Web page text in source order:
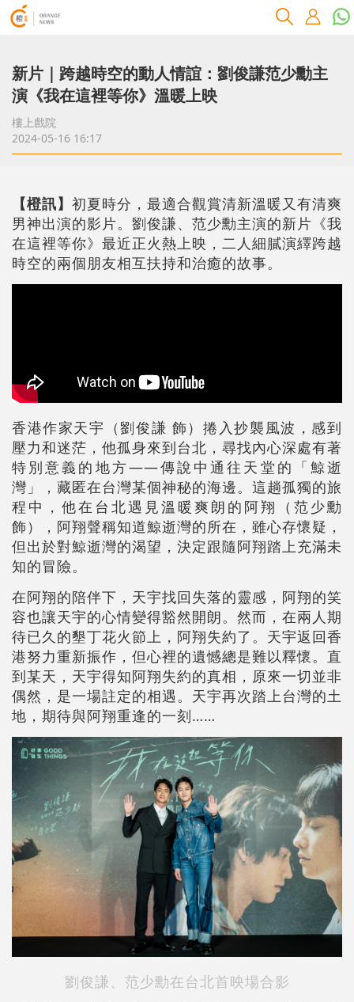
新片｜跨越時空的動人情誼：劉俊謙范少勳主
演《我在這裡等你》溫暖上映
樓上戲院
2024-05-16 16:17
【橙訊】 初夏時分，最適合觀賞清新溫暖又有清爽
男神出演的影片。劉俊謙、范少勳主演的新片《我
在這裡等你》最近正火熱上映，二人細膩演繹跨越
時空的兩個朋友相互扶持和治癒的故事。
香港作家天宇（劉俊謙 飾）捲入抄襲風波，感到
壓力和迷茫，他孤身來到台北，尋找內心深處有著
特別意義的地方——傳說中通往天堂的「鯨逝
灣」，藏匿在台灣某個神秘的海邊。這趟孤獨的旅
程中，他在台北遇見溫暖爽朗的阿翔（范少勳
飾），阿翔聲稱知道鯨逝灣的所在，雖心存懷疑，
但出於對鯨逝灣的渴望，決定跟隨阿翔踏上充滿未
知的冒險。
在阿翔的陪伴下，天宇找回失落的靈感，阿翔的笑
容也讓天宇的心情變得豁然開朗。然而，在兩人期
待已久的墾丁花火節上，阿翔失約了。天宇返回香
港努力重新振作，但心裡的遺憾總是難以釋懷。直
到某天，天宇得知阿翔失約的真相，原來一切並非
偶然，是一場註定的相遇。天宇再次踏上台灣的土
地，期待與阿翔重逢的一刻……
劉俊謙、范少勳在台北首映場合影